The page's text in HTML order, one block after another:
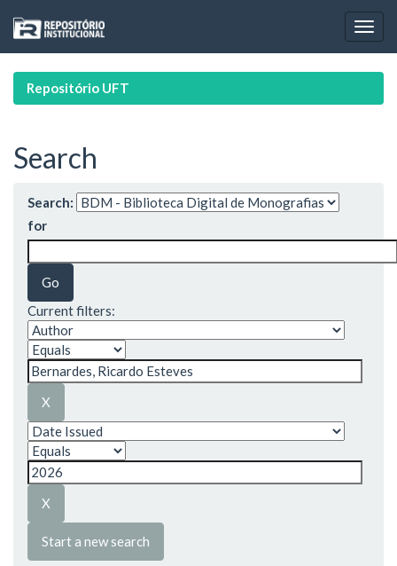
navigation
Repositório UFT
Search
Search:
for
Current filters:
Start a new search